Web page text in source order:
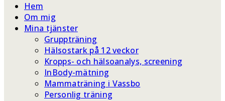
webbplatssökning
Hem
Om mig
Mina tjänster
Gruppträning
Hälsostark på 12 veckor
Kropps- och hälsoanalys, screening
InBody-mätning
Mammaträning i Vassbo
Personlig träning